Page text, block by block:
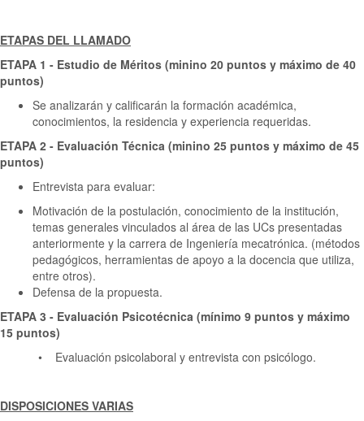
ETAPAS DEL LLAMADO
ETAPA 1 - Estudio de Méritos (minino 20 puntos y máximo de 40
puntos)
Se analizarán y calificarán la formación académica,
conocimientos, la residencia y experiencia requeridas.
ETAPA 2 - Evaluación Técnica (minino 25 puntos y máximo de 45
puntos)
Entrevista para evaluar:
Motivación de la postulación, conocimiento de la institución,
temas generales vinculados al área de las UCs presentadas
anteriormente y la carrera de Ingeniería mecatrónica. (métodos
pedagógicos, herramientas de apoyo a la docencia que utiliza,
entre otros).
Defensa de la propuesta.
ETAPA 3 - Evaluación Psicotécnica (mínimo 9 puntos y máximo
15 puntos)
• Evaluación psicolaboral y entrevista con psicólogo.
DISPOSICIONES VARIAS